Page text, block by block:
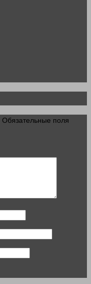
Обязательные поля